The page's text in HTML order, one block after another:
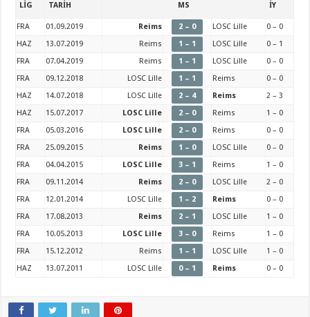
LİG TARİH MS İY
FRA 01.09.2019 Reims 2 – 0 LOSC Lille
0 – 0
HAZ
13.07.2019 Reims 1 – 1 LOSC Lille
0 – 1
FRA
07.04.2019 Reims 1 – 1 LOSC Lille
0 – 0
FRA
09.12.2018 LOSC Lille 1 – 1 Reims
0 – 0
HAZ
14.07.2018 LOSC Lille 2 – 4 Reims
2 – 3
HAZ
15.07.2017 LOSC Lille 2 – 0 Reims
1 – 0
FRA
05.03.2016 LOSC Lille 2 – 0 Reims
0 – 0
FRA
25.09.2015 Reims 1 – 0 LOSC Lille
0 – 0
FRA
04.04.2015 LOSC Lille 3 – 1 Reims
1 – 0
FRA
09.11.2014 Reims 2 – 0 LOSC Lille
2 – 0
FRA
12.01.2014 LOSC Lille 1 – 2 Reims
0 – 0
FRA
17.08.2013 Reims 2 – 1 LOSC Lille
1 – 0
FRA
10.05.2013 LOSC Lille 3 – 0 Reims
1 – 0
FRA
15.12.2012 Reims 1 – 1 LOSC Lille
1 – 0
HAZ
13.07.2011 LOSC Lille 0 – 1 Reims 0 – 0